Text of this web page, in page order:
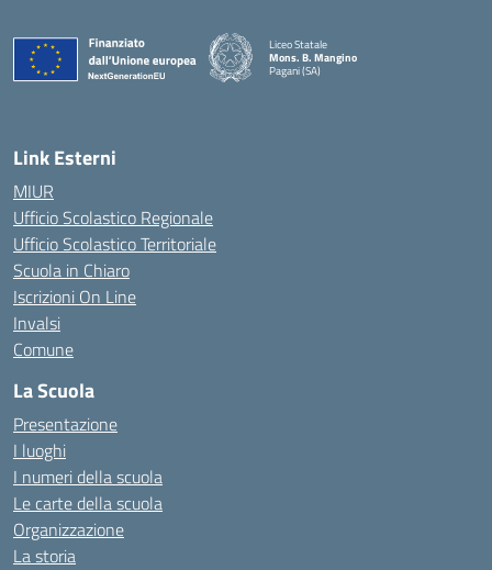
Liceo Statale
Mons. B. Mangino
Pagani (SA)
— Visita la pagina iniziale della scuola
Link Esterni
MIUR
Ufficio Scolastico Regionale
Ufficio Scolastico Territoriale
Scuola in Chiaro
Iscrizioni On Line
Invalsi
Comune
La Scuola
Presentazione
I luoghi
I numeri della scuola
Le carte della scuola
Organizzazione
La storia